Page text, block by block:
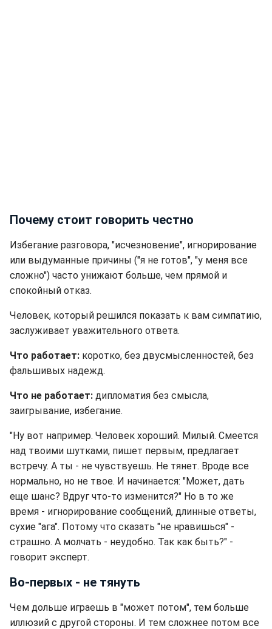
Почему стоит говорить честно
Избегание разговора, "исчезновение", игнорирование
или выдуманные причины ("я не готов", "у меня все
сложно") часто унижают больше, чем прямой и
спокойный отказ.
Человек, который решился показать к вам симпатию,
заслуживает уважительного ответа.
Что работает: коротко, без двусмысленностей, без
фальшивых надежд.
Что не работает: дипломатия без смысла,
заигрывание, избегание.
"Ну вот например. Человек хороший. Милый. Смеется
над твоими шутками, пишет первым, предлагает
встречу. А ты - не чувствуешь. Не тянет. Вроде все
нормально, но не твое. И начинается: "Может, дать
еще шанс? Вдруг что-то изменится?" Но в то же
время - игнорирование сообщений, длинные ответы,
сухие "ага". Потому что сказать "не нравишься" -
страшно. А молчать - неудобно. Так как быть?" -
говорит эксперт.
Во-первых - не тянуть
Чем дольше играешь в "может потом", тем больше
иллюзий с другой стороны. И тем сложнее потом все